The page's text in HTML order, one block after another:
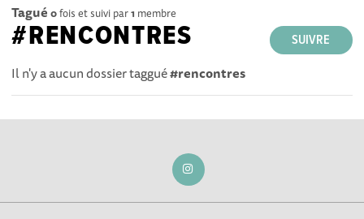
Tagué 0fois et suivi par1 membre
SUIVRE
#RENCONTRES
Il n'y a aucun dossier taggué#rencontres